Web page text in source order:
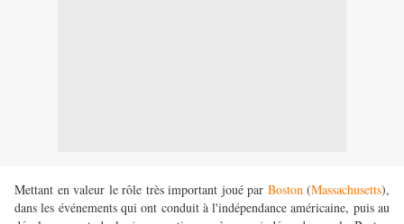
Mettant en valeur le rôle très important joué par Boston(Massachusetts),
dans les événements qui ont conduit à l'indépendance américaine, puis au